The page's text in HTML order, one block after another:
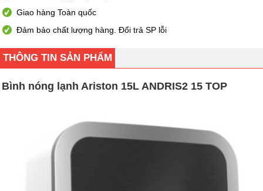
Giao hàng Toàn quốc
Đảm bảo chất lượng hàng. Đổi trả SP lỗi
THÔNG TIN SẢN PHẨM
Bình nóng lạnh Ariston 15L ANDRIS2 15 TOP